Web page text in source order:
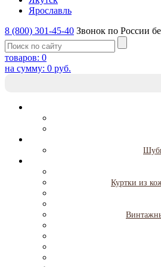
Ярославль
8 (800) 301-45-40 Звонок по России
товаров: 0
на сумму: 0 руб.
Куртки из